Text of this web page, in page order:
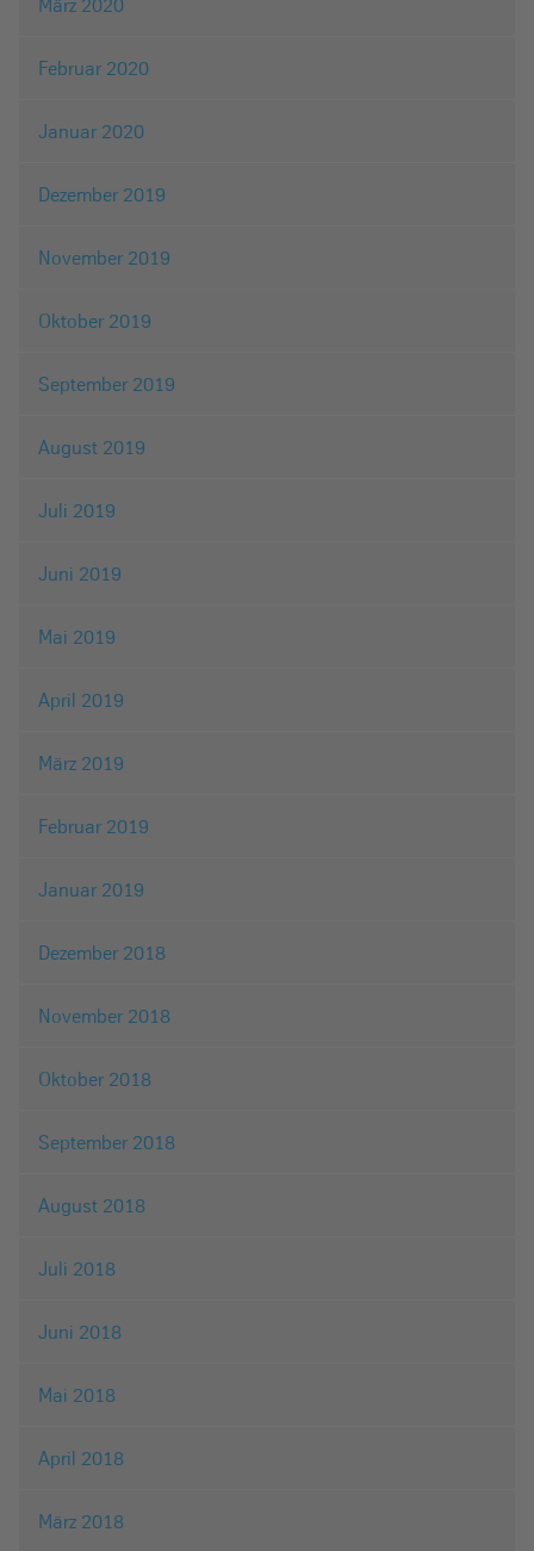
März 2020
Februar 2020
Januar 2020
Dezember 2019
November 2019
Oktober 2019
September 2019
August 2019
Juli 2019
Juni 2019
Mai 2019
April 2019
März 2019
Februar 2019
Januar 2019
Dezember 2018
November 2018
Oktober 2018
September 2018
August 2018
Juli 2018
Juni 2018
Mai 2018
April 2018
März 2018